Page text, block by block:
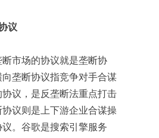
议
市场的协议就是垄断协
垄断协议指竞争对手合谋
议，是反垄断法重点打击
议则是上下游企业合谋操
。谷歌是搜索引擎服务